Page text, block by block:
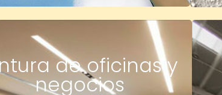
de oficinas y
negocios